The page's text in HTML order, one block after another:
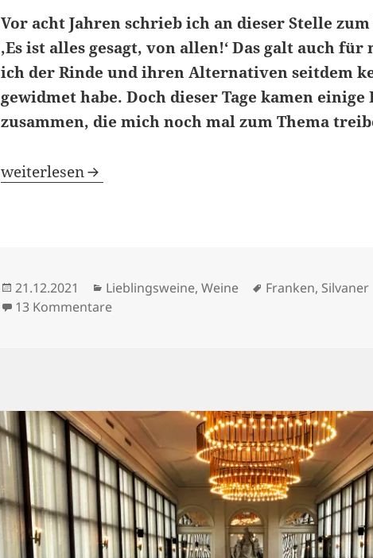
Vor acht Jahren schrieb ich an dieser Stelle
‚Es ist alles gesagt, von allen!‘ Das galt auch für
ich der Rinde und ihren Alternativen seitdem
gewidmet habe. Doch dieser Tage kamen einige
zusammen, die mich noch mal zum Thema
Die Rache der Rinde
weiterlesen
Veröffentlicht
am
21.12.2021 Kategorien
Lieblingsweine,Weine Schlagwörter
Franken, Silvaner
13 Kommentarezu Die Rache der Rinde